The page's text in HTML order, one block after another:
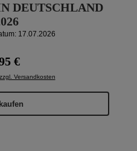
DEUTSCHLAND
17.07.2026
Preis:
€
Versandkosten